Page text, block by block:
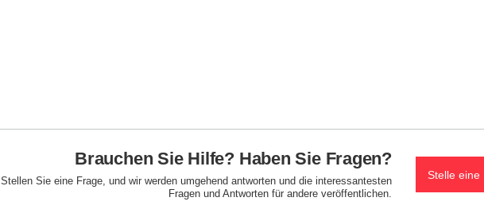
Brauchen Sie Hilfe? Haben Sie Fragen?
Stellen Sie eine Frage, und wir werden umgehend antworten und die interessantesten
Fragen und Antworten für andere veröffentlichen.
Stelle eine